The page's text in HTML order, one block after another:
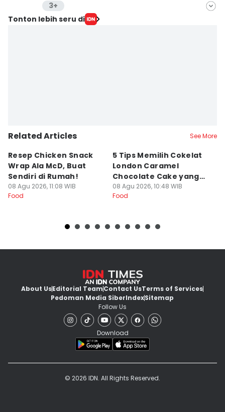
3+
Editor
Tonton lebih seru di
Related Articles See More
Resep Chicken Snack
Wrap Ala McD, Buat
Sendiri di Rumah!
08 Agu 2026, 11:08 WIB
Food
5 Tips Memilih Cokelat
London Caramel
Chocolate Cake yang
Bikin Nagih
08 Agu 2026, 10:48 WIB
Food
About UsEditorial TeamContact UsTerms of Services
Pedoman Media SiberIndexSitemap
Follow Us
Download
© 2026 IDN. All Rights Reserved.